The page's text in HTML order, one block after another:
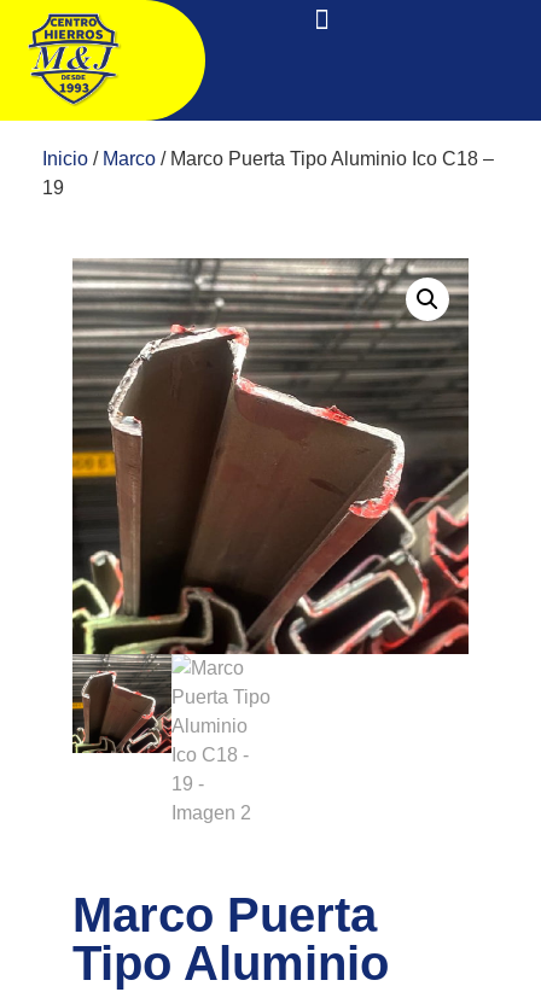
Inicio / Marco / Marco Puerta Tipo Aluminio Ico C18 –
19
Marco Puerta
Tipo Aluminio